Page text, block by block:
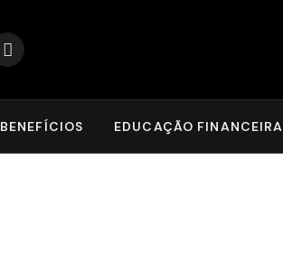
Instagram
BENEFÍCIOS EDUCAÇÃO FINANCEIRA